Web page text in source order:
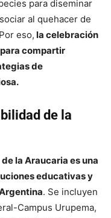
para diseminar
al quehacer de
eso, la celebración
compartir
de
de la
la Araucaria es una
educativas y
. Se incluyen
Campus Urupema,